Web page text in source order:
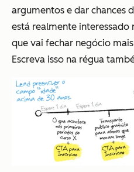
argumentos e dar chances
está realmente
que vai fechar negócio
Escreva isso na régua